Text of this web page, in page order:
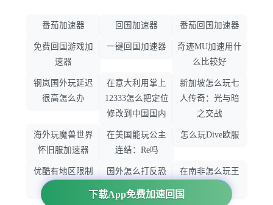
下载App免费加速回国
番茄加速器 回国加速器 番茄回国加速器
免费回国游戏加
速器
一键回国加速器
奇迹MU加速用什
么比较好
钢岚国外玩延迟
很高怎么办
在意大利用掌上
12333怎么把定位
修改到中国国内
新加坡怎么玩七
人传奇：光与暗
之交战
海外玩魔兽世界
怀旧服加速器
在美国能玩公主
连结：Re吗
怎么玩Dive欧服
优酷有地区限制
国外怎么打反恐
精英：全球攻势
在南非怎么玩王